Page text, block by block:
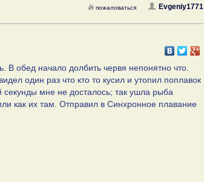
Evgeniy1771
пожаловаться
В обед начало долбить червя непонятно что.
один раз что кто то кусил и утопил поплавок
секунды мне не досталось; так ушла рыба
как их там. Отправил в Синхронное плавание